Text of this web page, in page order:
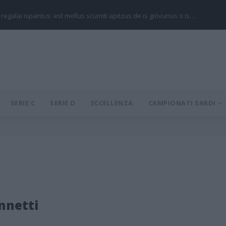
regalai ispantus: est mellus scumiti apitzus de is giòvunus o is…
SERIE C SERIE D ECCELLENZA CAMPIONATI SARDI